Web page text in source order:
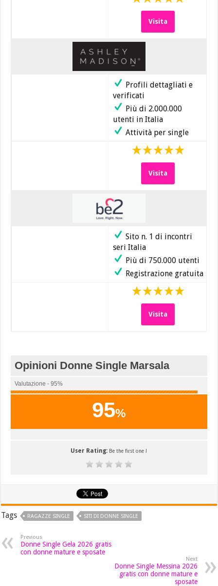
Visita
Profili dettagliati e
verificati
Più di 2.000.000
utenti in Italia
Attività per single
Visita
Sito n. 1 di incontri
seri Italia
Più di 750.000 utenti
Registrazione gratuita
Visita
Opinioni Donne Single Marsala
Valutazione - 95%
95%
User Rating: Be the first one !
Tags RAGAZZE SINGLE SITI DI DONNE SINGLE
Previous
Donne Single Gela 2026 gratis
con donne mature e sposate
Next
Donne Single Messina 2026
gratis con donne mature e
sposate